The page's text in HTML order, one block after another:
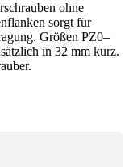
ohne
sorgt für
Größen PZ0–
in 32 mm kurz.